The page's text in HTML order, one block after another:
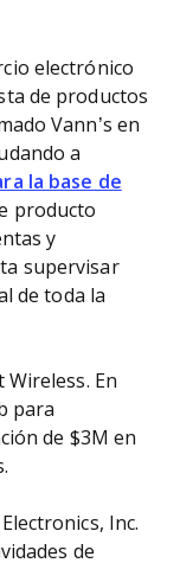
electrónico
de productos
Vann’s en
a
la base de
producto
y
supervisar
de toda la
Wireless. En
para
de $3M en
Inc.
de